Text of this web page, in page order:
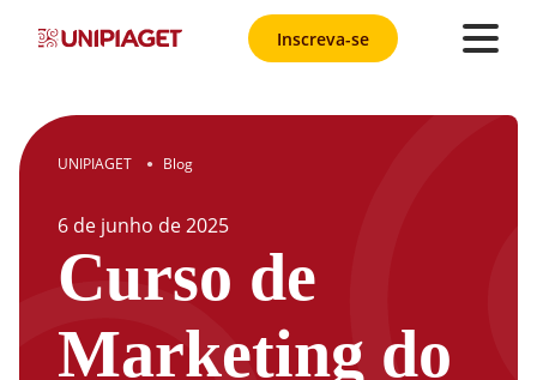
Inscreva-se
UNIPIAGET ● Blog
6 de junho de2025
Curso de
Marketing do